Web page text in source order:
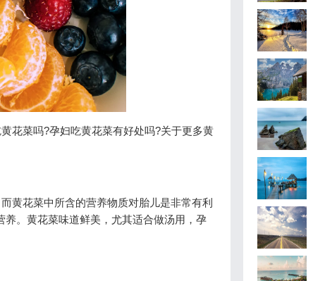
花菜吗?孕妇吃黄花菜有好处吗?关于更多黄
黄花菜中所含的营养物质对胎儿是非常有利
。黄花菜味道鲜美，尤其适合做汤用，孕